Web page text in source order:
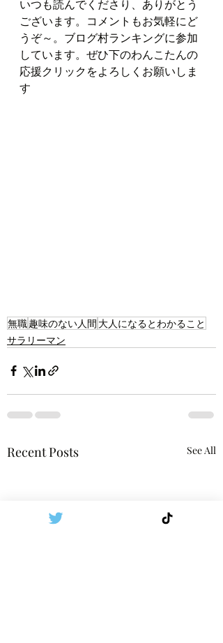
いつも読んでくださり、ありがとう
ございます。コメントもお気軽にど
うぞ～。ブログ村ランキングに参加
しています。ぜひ下のわんこたんの
応援クリックをよろしくお願いしま
す
無職趣味のない人間 大人になるとわかること
サラリーマン
Recent Posts See All